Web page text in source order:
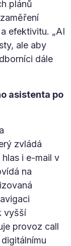
plánů
efektivitu. „AI
ale aby
dále
asistenta po
zvládá
i e-mail v
na
vyšší
provoz call